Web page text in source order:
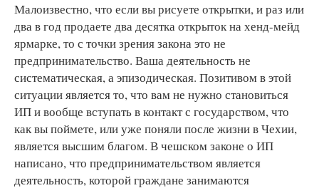
Малоизвестно, что если вы рисуете открытки, и раз или
два в год продаете два десятка открыток на хенд-мейд
ярмарке, то с точки зрения закона это не
предпринимательство. Ваша деятельность не
систематическая, а эпизодическая. Позитивом в этой
ситуации является то, что вам не нужно становиться
ИП и вообще вступать в контакт с государством, что
как вы поймете, или уже поняли после жизни в Чехии,
является высшим благом. В чешском законе о ИП
написано, что предпринимательством является
деятельность, которой граждане занимаются